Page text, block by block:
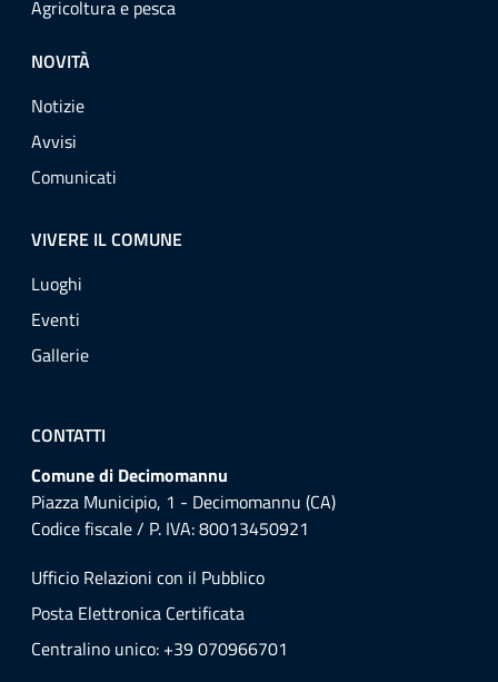
Agricoltura e pesca
NOVITÀ
Notizie
Avvisi
Comunicati
VIVERE IL COMUNE
Luoghi
Eventi
Gallerie
CONTATTI
Comune di Decimomannu
Piazza Municipio, 1 - Decimomannu (CA)
Codice fiscale / P. IVA: 80013450921
Ufficio Relazioni con il Pubblico
Posta Elettronica Certificata
Centralino unico: +39 070966701